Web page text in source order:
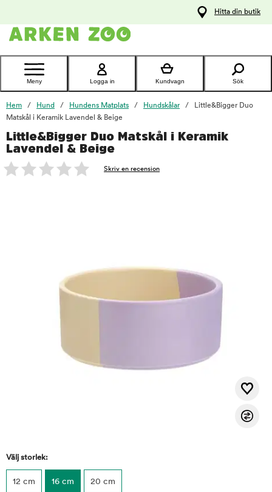
Kontakta
Hitta din butik
Meny Logga in Kundvagn Sök
Hem Hund Hundens Matplats Hundskålar
Little&Bigger Duo
Matskål i Keramik Lavendel & Beige
Little&Bigger Duo Matskål i Keramik
Lavendel & Beige
Skriv en recension
Välj storlek:
12 cm 16 cm 20 cm
foo